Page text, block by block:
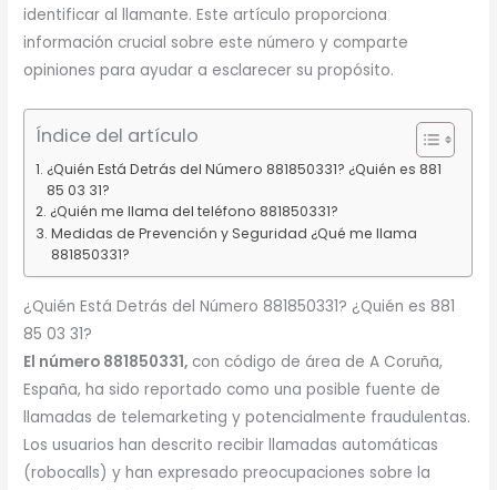
identificar al llamante. Este artículo proporciona
información crucial sobre este número y comparte
opiniones para ayudar a esclarecer su propósito.
Índice del artículo
¿Quién Está Detrás del Número 881850331? ¿Quién es 881
85 03 31?
¿Quién me llama del teléfono 881850331?
Medidas de Prevención y Seguridad ¿Qué me llama
881850331?
¿Quién Está Detrás del Número 881850331? ¿Quién es 881
85 03 31?
El número 881850331, con código de área de A Coruña,
España, ha sido reportado como una posible fuente de
llamadas de telemarketing y potencialmente fraudulentas.
Los usuarios han descrito recibir llamadas automáticas
(robocalls) y han expresado preocupaciones sobre la